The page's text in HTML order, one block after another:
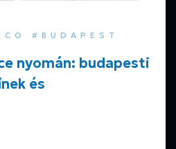
#BUDAPEST
nyomán: budapesti
és